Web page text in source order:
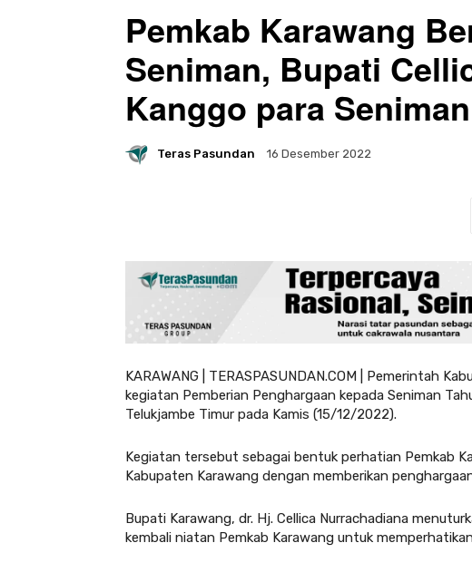
Pemkab Karawang
Seniman, Bupati
Kanggo para Seniman
Teras Pasundan 16 Desember 2022
KARAWANG | TERASPASUNDAN.COM | Pemerintah
kegiatan Pemberian Penghargaan kepada Seniman
Telukjambe Timur pada Kamis (15/12/2022).
Kegiatan tersebut sebagai bentuk perhatian Pemkab
Kabupaten Karawang dengan memberikan
Bupati Karawang, dr. Hj. Cellica Nurrachadiana
kembali niatan Pemkab Karawang untuk